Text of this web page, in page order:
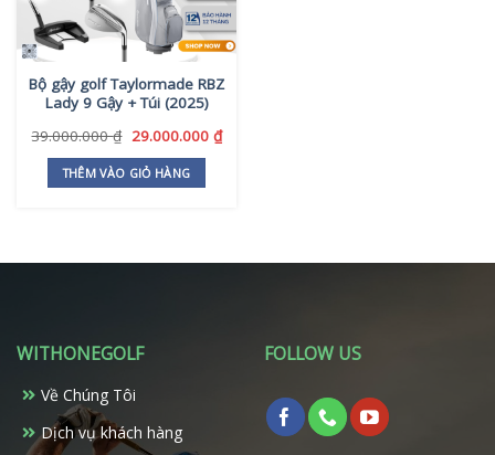
chọn
có
thể
được
chọn
trên
trang
sản
Bộ gậy golf Taylormade RBZ
Lady 9 Gậy + Túi (2025)
39.000.000₫ Giá
là:
39.000.000 ₫.
29.000.000 ₫Giá
THÊM VÀO GIỎ HÀNG
WITHONEGOLF
Về Chúng Tôi
Dịch vụ khách hàng
FOLLOW US